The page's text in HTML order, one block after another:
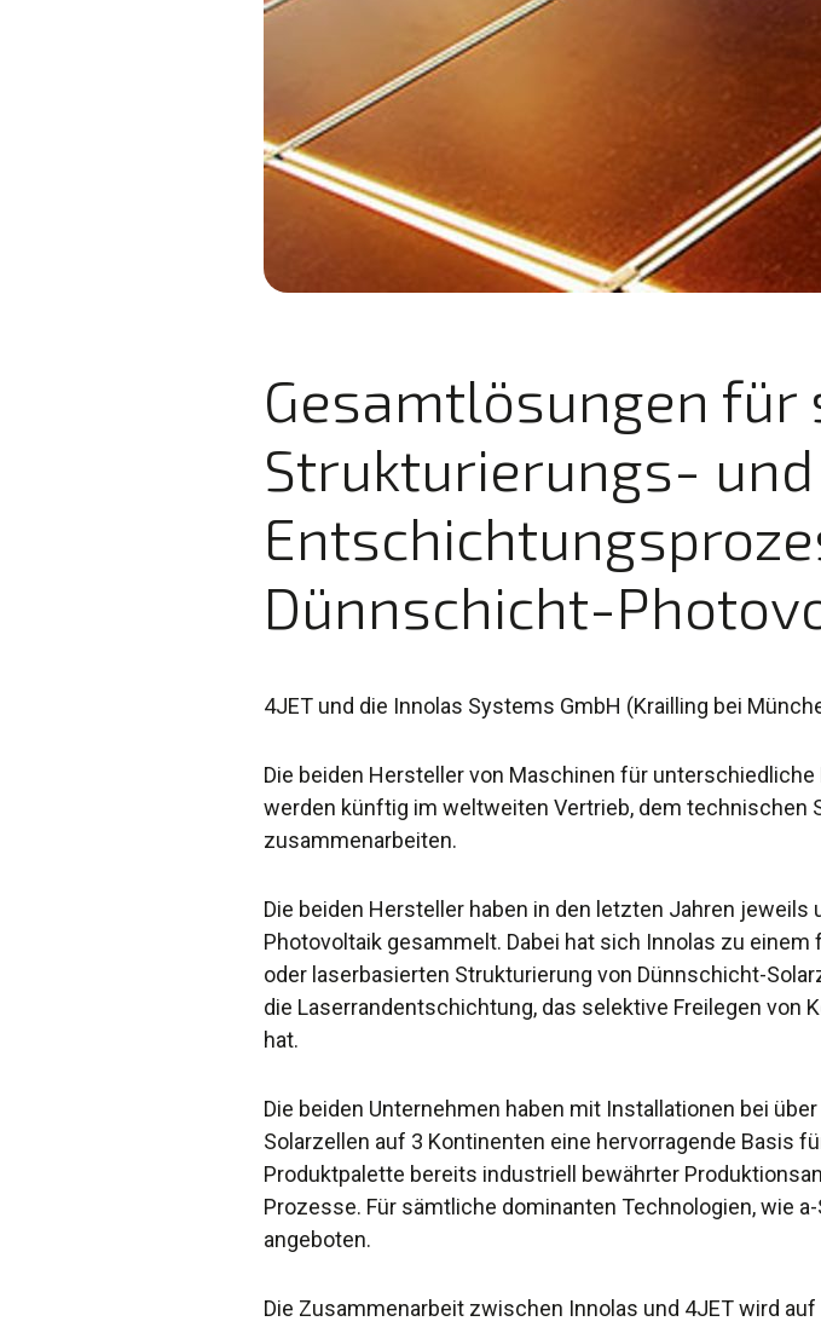
Gesamtlösungen für
Strukturierungs- und
Dünnschicht-
4JET und die Innolas Systems GmbH (Krailling bei
Die beiden Hersteller von Maschinen für
werden künftig im weltweiten Vertrieb, dem
zusammenarbeiten.
Die beiden Hersteller haben in den letzten Jahren
Photovoltaik gesammelt. Dabei hat sich Innolas zu
oder laserbasierten Strukturierung von Dünnschicht-
die Laserrandentschichtung, das selektive Freilegen von
hat.
Die beiden Unternehmen haben mit Installationen bei
Solarzellen auf 3 Kontinenten eine hervorragende Basis
Produktpalette bereits industriell bewährter
Prozesse. Für sämtliche dominanten Technologien, wie
angeboten.
Die Zusammenarbeit zwischen Innolas und 4JET wird